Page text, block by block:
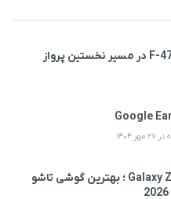
بررسی Galaxy Z Fold8 Ultra ؛ بهترین گوشی تاشو